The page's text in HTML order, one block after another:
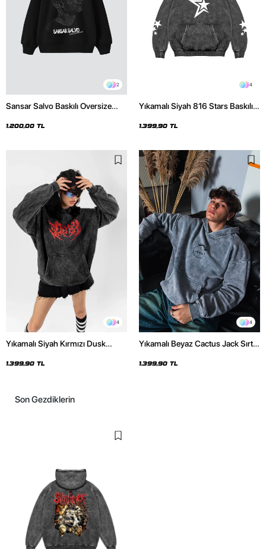
2
Sansar Salvo Baskılı Oversize
1.200,00 TL
4
Yıkamalı Siyah 816 Stars Baskılı
1.399,90 TL
4
Yıkamalı Siyah Kırmızı Dusk
1.399,90 TL
4
Yıkamalı Beyaz Cactus Jack Sırt
1.399,90 TL
Son Gezdiklerin